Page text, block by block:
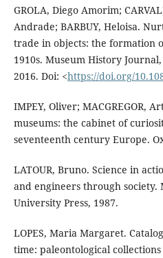
GROLA, Diego Amorim;
Andrade; BARBUY, Heloisa.
trade in objects: the formation
1910s. Museum History
2016. Doi: <https://doi.org/
IMPEY, Oliver; MACGREGOR,
museums: the cabinet of
seventeenth century Europe.
LATOUR, Bruno. Science in
and engineers through society.
University Press, 1987.
LOPES, Maria Margaret.
time: paleontological